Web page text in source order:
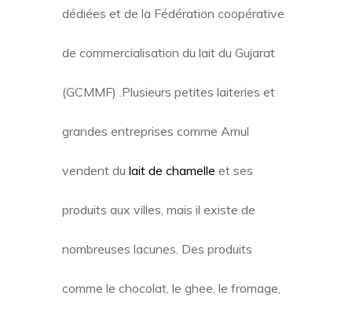
dédiées et de la Fédération coopérative
de commercialisation du lait du Gujarat
(GCMMF) .Plusieurs petites laiteries et
grandes entreprises comme Amul
vendent du lait de chamelle et ses
produits aux villes, mais il existe de
nombreuses lacunes. Des produits
comme le chocolat, le ghee, le fromage,